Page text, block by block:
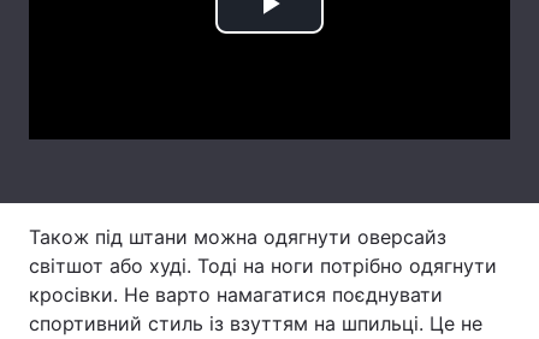
Play
Також під штани можна одягнути оверсайз
світшот або худі. Тоді на ноги потрібно одягнути
кросівки. Не варто намагатися поєднувати
спортивний стиль із взуттям на шпильці. Це не